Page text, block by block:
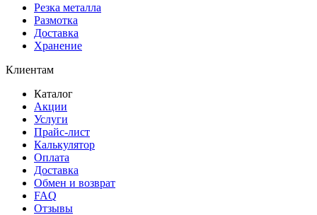
Резка металла
Размотка
Доставка
Хранение
Клиентам
Каталог
Акции
Услуги
Прайс-лист
Калькулятор
Оплата
Доставка
Обмен и возврат
FAQ
Отзывы